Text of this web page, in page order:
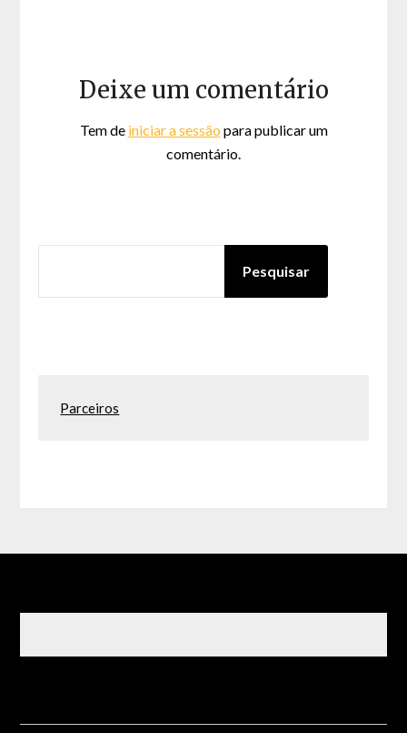
Deixe um comentário
Tem de iniciar a sessão para publicar um
comentário.
Pesquisar
Parceiros